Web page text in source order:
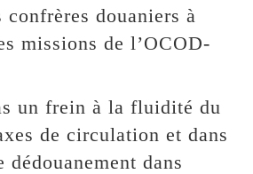
confrères douaniers à
missions de l’OCOD-
un frein à la fluidité du
de circulation et dans
dédouanement dans